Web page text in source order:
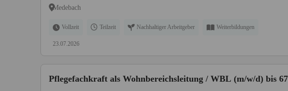
Medebach
Vollzeit Teilzeit Nachhaltiger Arbeitgeber Weiterbildungen
23.07.2026
Pflegefachkraft als Wohnbereichsleitung / WBL (m/w/d) bis